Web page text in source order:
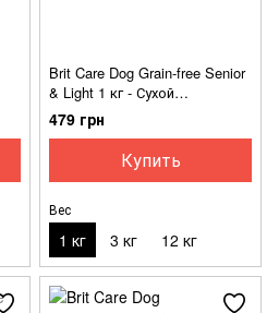
Brit Care Dog Grain-free Senior
& Light 1 кг - Сухой
беззерновой корм с лососем
для пожилых собак всех
479 грн
Купить
Вес
1 кг 3 кг 12 кг